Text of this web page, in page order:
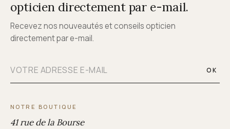
opticien directement par e-mail.
Recevez nos nouveautés et conseils opticien
directement par e-mail.
OK
NOTRE BOUTIQUE
41 rue de la Bourse